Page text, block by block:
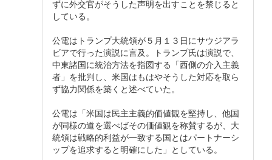
ずに外交官がそうした声明を出すことを禁じると
している。
公電はトランプ大統領が５月１３日にサウジアラ
ビアで行った演説に言及。トランプ氏は演説で、
中東諸国に統治方法を指図する「西側の介入主義
者」を批判し、米国はもはやそうした対応を取ら
ず協力関係を築くと述べていた。
公電は「米国は民主主義的価値観を堅持し、他国
が同様の道を選べばその価値観を称賛するが、大
統領は戦略的利益が一致する国とはパートナーシ
ップを追求すると明確にした」としている。